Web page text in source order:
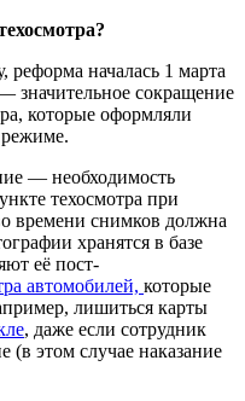
началась 1 марта
значительное сокращение
которые оформляли
режиме.
— необходимость
техосмотра при
времени снимков должна
хранятся в базе
её пост-
автомобилей, которые
лишиться карты
, даже если сотрудник
(в этом случае наказание